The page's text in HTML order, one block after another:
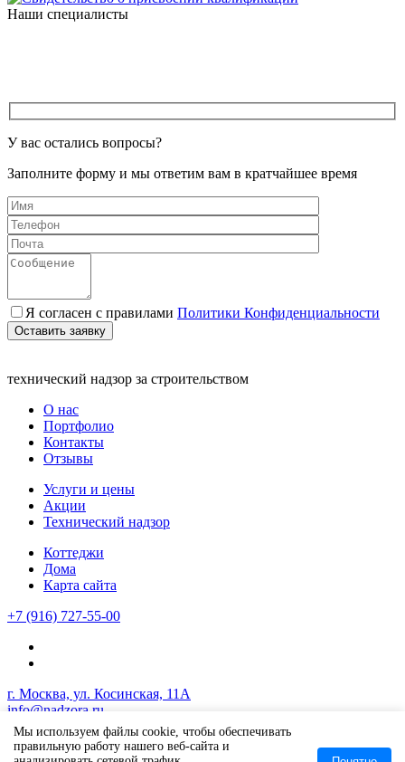
Наши специалисты
У вас остались вопросы?
Заполните форму и мы ответим вам в кратчайшее время
Я согласен с правилами Политики Конфиденциальности
Оставить заявку
технический надзор за строительством
О нас
Портфолио
Контакты
Отзывы
Услуги и цены
Акции
Технический надзор
Коттеджи
Дома
Карта сайта
+7 (916) 727-55-00
г. Москва, ул. Косинская, 11А
info@nadzora.ru
Copyright © 2017 - 2026 nadzora.ru
Мы используем файлы cookie, чтобы обеспечивать
правильную работу нашего веб-сайта и